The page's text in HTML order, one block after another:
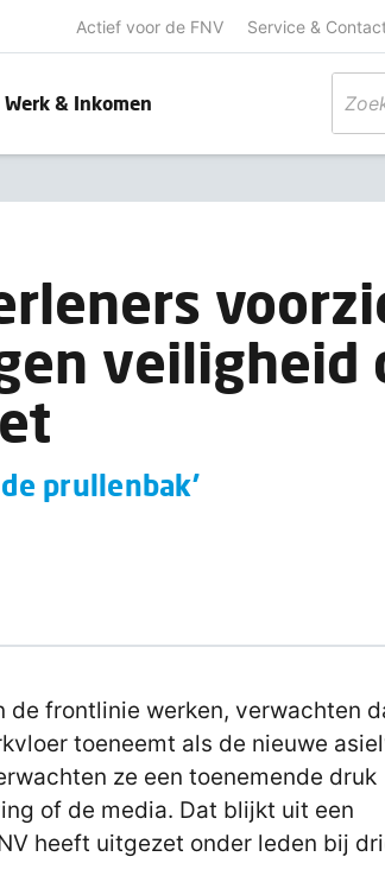
Actief voor de FNV Service &
Werk & Inkomen
veiligheid
prullenbak’
de frontlinie werken, verwachten
toeneemt als de nieuwe
ze een toenemende druk
of de media. Dat blijkt uit een
heeft uitgezet onder leden bij